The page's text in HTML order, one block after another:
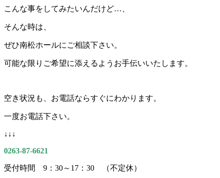
こんな事をしてみたいんだけど…、
そんな時は、
ぜひ南松ホールにご相談下さい。
可能な限りご希望に添えるようお手伝いいたします。
空き状況も、お電話ならすぐにわかります。
一度お電話下さい。
↓↓↓
0263-87-6621
受付時間 9：30～17：30 （不定休）